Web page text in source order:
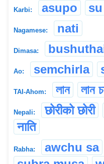
Karbi: asupo su
Nagamese: nati
Dimasa:
Ao: semchirla
TAI-Ahom: লান লান
Nepali: छोरीको छोरी
न‌ाति
Rabha: awchu sa